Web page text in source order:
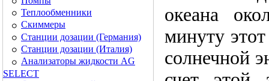
Теплообменники
Скиммеры
Cтанции дозации (Германия)
Cтанции дозации (Италия)
Анализаторы жидкости AG
SELECT
океана
минуту
солнечной